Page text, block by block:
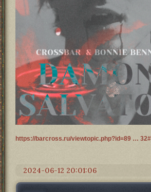
https://barcross.ru/viewtopic.php?id=89 …
2024-06-12 20:01:06